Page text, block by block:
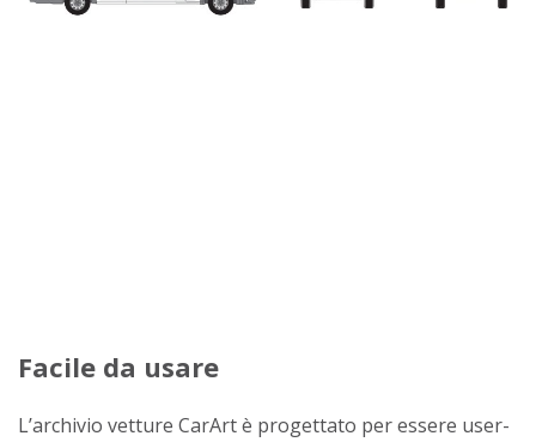
Facile da usare
L’archivio vetture CarArt è progettato per essere user-